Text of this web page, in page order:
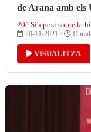
de Arana amb els
20è Simposi sobre la
20-11-2021 ·
VISUALITZA